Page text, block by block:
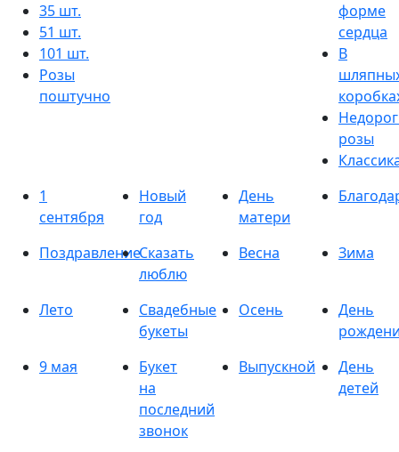
35 шт.
51 шт.
101 шт.
Розы
поштучно
форме
сердца
В
розы
1
сентября
Новый
год
День
матери
ПоздравлениеСказать
люблю
Весна Зима
Лето
Свадебные
букеты
Осень
День
9 мая
Букет
на
последний
звонок
Выпускной
День
детей